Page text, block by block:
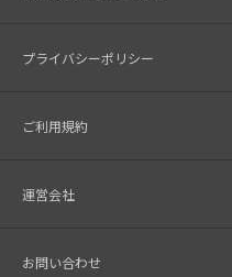
プライバシーポリシー
ご利用規約
運営会社
お問い合わせ